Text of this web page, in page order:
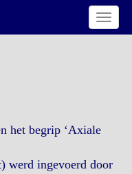
Toggle
het begrip ‘Axiale
werd ingevoerd door